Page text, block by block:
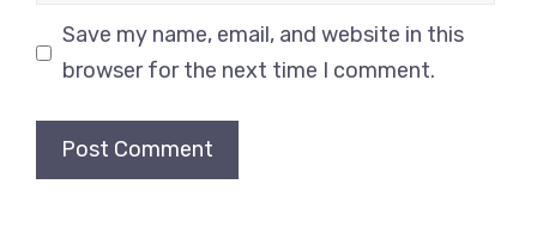
Save my name, email, and website in this
browser for the next time I comment.